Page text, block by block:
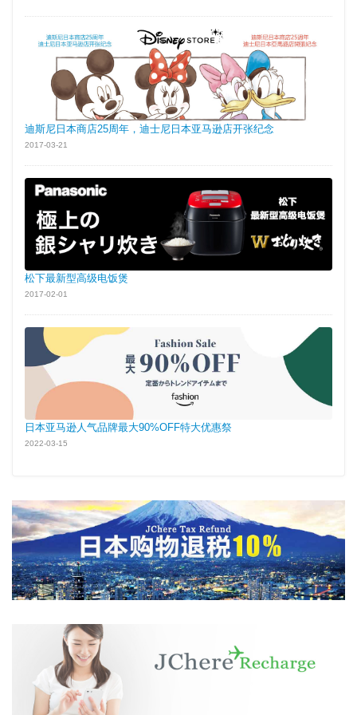
迪斯尼日本商店25周年，迪士尼日本亚马逊店开张纪念
2017-03-21
松下最新型高级电饭煲
2017-02-01
日本亚马逊人气品牌最大90%OFF特大优惠祭
2022-03-15